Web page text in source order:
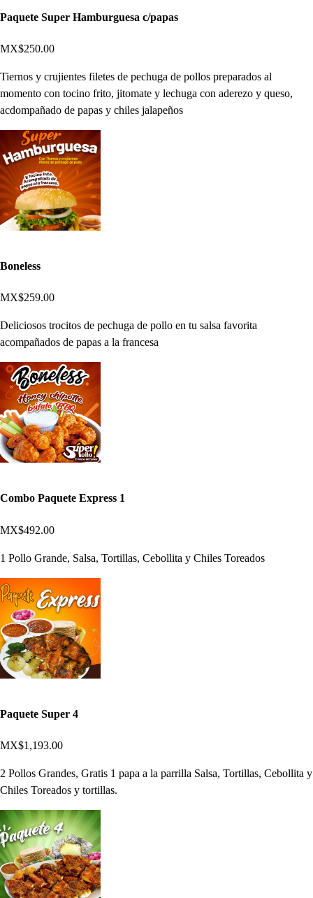
Paquete Super Hamburguesa c/papas
MX$250.00
Tiernos y crujientes filetes de pechuga de pollos preparados al
momento con tocino frito, jitomate y lechuga con aderezo y queso,
acdompañado de papas y chiles jalapeños
Boneless
MX$259.00
Deliciosos trocitos de pechuga de pollo en tu salsa favorita
acompañados de papas a la francesa
Combo Paquete Express 1
MX$492.00
1 Pollo Grande, Salsa, Tortillas, Cebollita y Chiles Toreados
Paquete Super 4
MX$1,193.00
2 Pollos Grandes, Gratis 1 papa a la parrilla Salsa, Tortillas, Cebollita y
Chiles Toreados y tortillas.